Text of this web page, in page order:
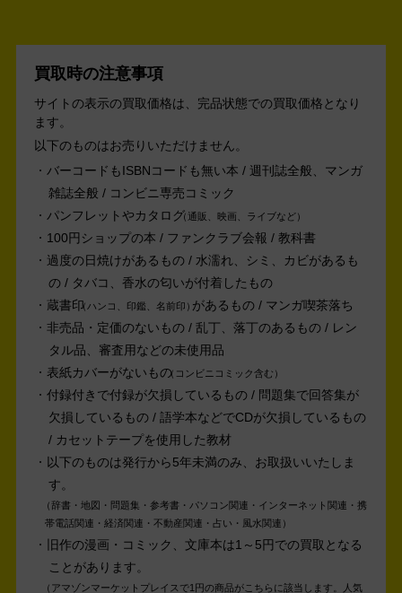
買取時の注意事項
サイトの表示の買取価格は、完品状態での買取価格となり
ます。
以下のものはお売りいただけません。
バーコードもISBNコードも無い本 / 週刊誌全般、マンガ
雑誌全般 / コンビニ専売コミック
パンフレットやカタログ 通販、映画、ライブなど
100円ショップの本 / ファンクラブ会報 / 教科書
過度の日焼けがあるもの / 水濡れ、シミ、カビがあるも
の / タバコ、香水の匂いが付着したもの
蔵書印 ハンコ、印鑑、名前印
があるもの / マンガ喫茶落ち
非売品・定価のないもの / 乱丁、落丁のあるもの / レン
タル品、審査用などの未使用品
表紙カバーがないもの コンビニコミック含む
付録付きで付録が欠損しているもの / 問題集で回答集が
欠損しているもの / 語学本などでCDが欠損しているもの
/ カセットテープを使用した教材
以下のものは発行から5年未満のみ、お取扱いいたしま
す。
辞書・地図・問題集・参考書・パソコン関連・インターネット関連・携
帯電話関連・経済関連・不動産関連・占い・風水関連
旧作の漫画・コミック、文庫本は1～5円での買取となる
ことがあります。
アマゾンマーケットプレイスで1円の商品がこちらに該当します。人気